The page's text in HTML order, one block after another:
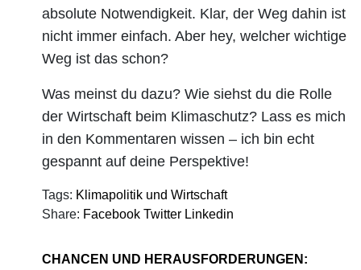
absolute Notwendigkeit. Klar, der Weg dahin ist
nicht immer einfach. Aber hey, welcher wichtige
Weg ist das schon?
Was meinst du dazu? Wie siehst du die Rolle
der Wirtschaft beim Klimaschutz? Lass es mich
in den Kommentaren wissen – ich bin echt
gespannt auf deine Perspektive!
Tags: Klimapolitik und Wirtschaft
Share: Facebook Twitter Linkedin
CHANCEN UND HERAUSFORDERUNGEN: